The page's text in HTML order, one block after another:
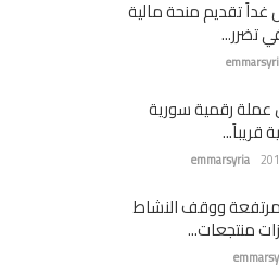
تقديم منحة مالية
تضرر...
رقمية سورية
قريباً...
emmarsyria
ووقف النشاط
منتجعات...